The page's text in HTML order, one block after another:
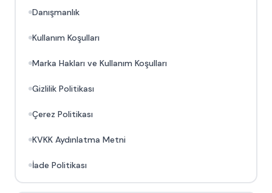
Danışmanlık
Kullanım Koşulları
Marka Hakları ve Kullanım Koşulları
Gizlilik Politikası
Çerez Politikası
KVKK Aydınlatma Metni
İade Politikası